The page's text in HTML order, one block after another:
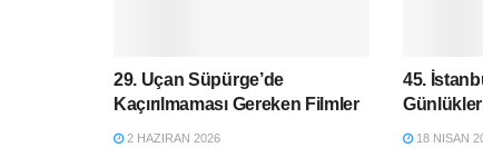
29. Uçan Süpürge’de
Kaçırılmaması Gereken Filmler
2 HAZIRAN 2026
45.
18 NISAN